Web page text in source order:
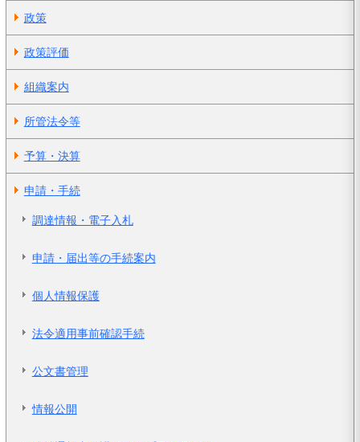
政策
政策評価
組織案内
所管法令等
予算・決算
申請・手続
調達情報・電子入札
申請・届出等の手続案内
個人情報保護
法令適用事前確認手続
公文書管理
情報公開